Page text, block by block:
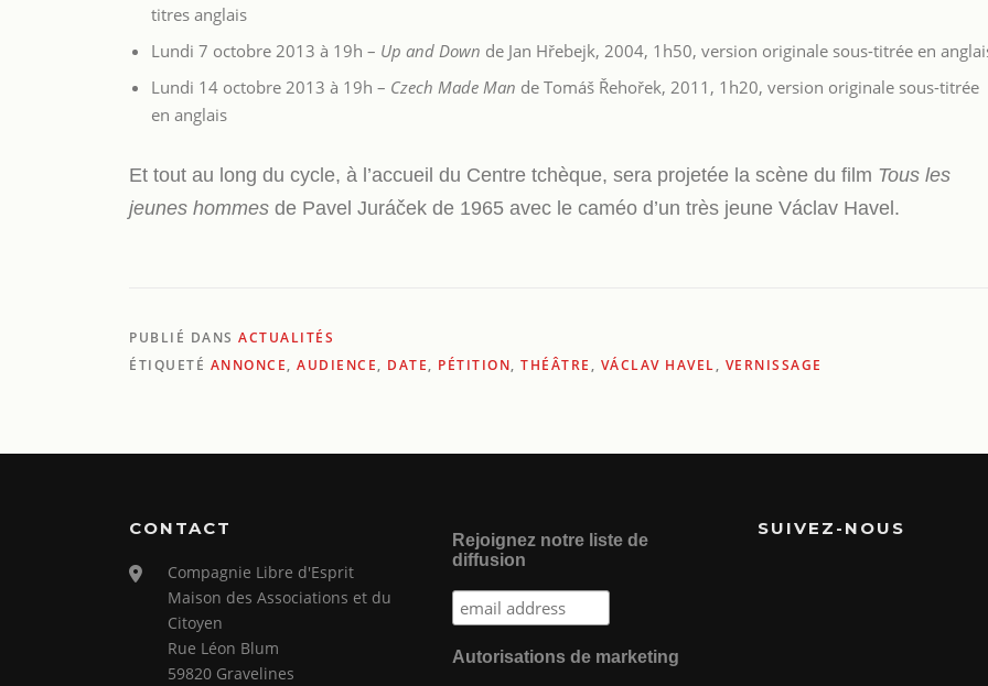
titres anglais
Lundi 7 octobre 2013 à 19h – Up and Down de Jan Hřebejk, 2004, 1h50, version originale sous-titrée en
Lundi 14 octobre 2013 à 19h – Czech Made Man de Tomáš Řehořek, 2011, 1h20, version originale sous-titrée
en anglais
Et tout au long du cycle, à l’accueil du Centre tchèque, sera projetée la scène du film Tous les
jeunes hommes de Pavel Juráček de 1965 avec le caméo d’un très jeune Václav Havel.
PUBLIÉ DANS ACTUALITÉS
ÉTIQUETÉ ANNONCE, AUDIENCE, DATE, PÉTITION, THÉÂTRE , VÁCLAV HAVEL, VERNISSAGE
CONTACT
Compagnie Libre d'Esprit
Maison des Associations et du
Citoyen
Rue Léon Blum
59820 Gravelines
Rejoignez notre liste de
diffusion
Autorisations de marketing
SUIVEZ-NOUS